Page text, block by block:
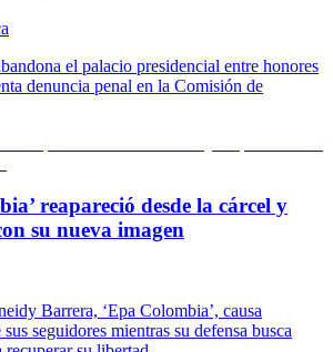
el palacio presidencial entre honores
denuncia penal en la Comisión de
reapareció desde la cárcel y
su nueva imagen
Barrera, ‘Epa Colombia’, causa
seguidores mientras su defensa busca